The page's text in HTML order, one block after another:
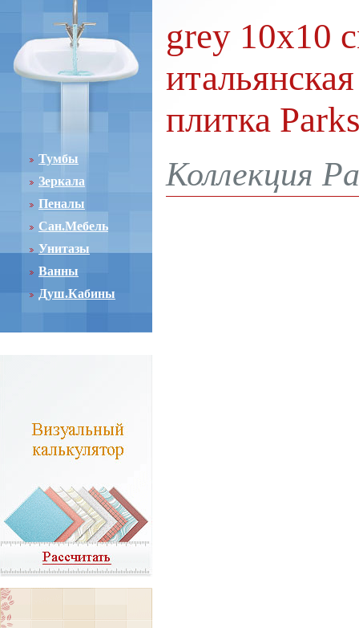
Тумбы
Зеркала
Пеналы
Сан.Мебель
Унитазы
Ванны
Душ.Кабины
grey 10x10
плитка
Коллекция